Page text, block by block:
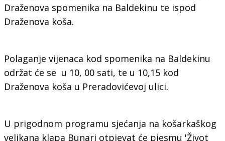
Draženova spomenika na Baldekinu te ispod
Draženova koša.
Polaganje vijenaca kod spomenika na Baldekinu
održat će se u 10, 00 sati, te u 10,15 kod
Draženova koša u Preradovićevoj ulici.
U prigodnom programu sjećanja na košarkaškog
velikana klapa Bunari otpjevat će pjesmu 'Život